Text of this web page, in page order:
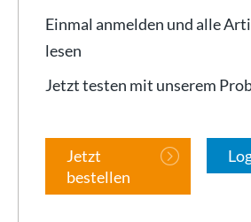
Einmal anmelden und alle
lesen
Jetzt testen mit unserem
Jetzt
bestellen